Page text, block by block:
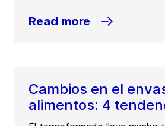
Read more
Cambios en el
alimentos: 4